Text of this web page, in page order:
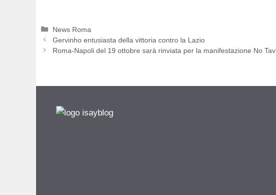
Categorie
News Roma
Gervinho entusiasta della vittoria contro la Lazio
Roma-Napoli del 19 ottobre sarà rinviata per la manifestazione No Tav